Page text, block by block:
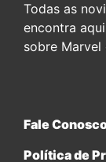
Todas as
encontra
sobre Marvel
Fale
Política de